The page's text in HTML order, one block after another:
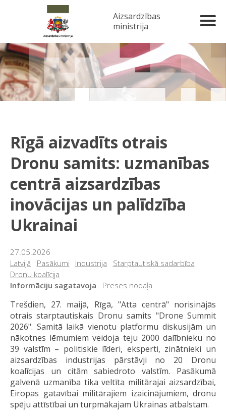
Aizsardzības
ministrija
Rīgā aizvadīts otrais
Dronu samits: uzmanības
centrā aizsardzības
inovācijas un palīdzība
Ukrainai
27.05.2026
Latvijā
Pasākumi Industrija
Starptautiskā sadarbība
Dronu koalīcija
Informāciju sagatavoja
Preses nodaļa
Trešdien, 27. maijā, Rīgā, "Atta centrā" norisinājās
otrais starptautiskais Dronu samits "Drone Summit
2026". Samitā laikā vienotu platformu diskusijām un
nākotnes lēmumiem veidoja teju 2000 dalībnieku no
39 valstīm – politiskie līderi, eksperti, zinātnieki un
aizsardzības industrijas pārstāvji no 20 Dronu
koalīcijas un citām sabiedroto valstīm. Pasākumā
galvenā uzmanība tika veltīta militārajai aizsardzībai,
Eiropas gatavībai militārajiem izaicinājumiem, dronu
spēju attīstībai un turpmākajam Ukrainas atbalstam.